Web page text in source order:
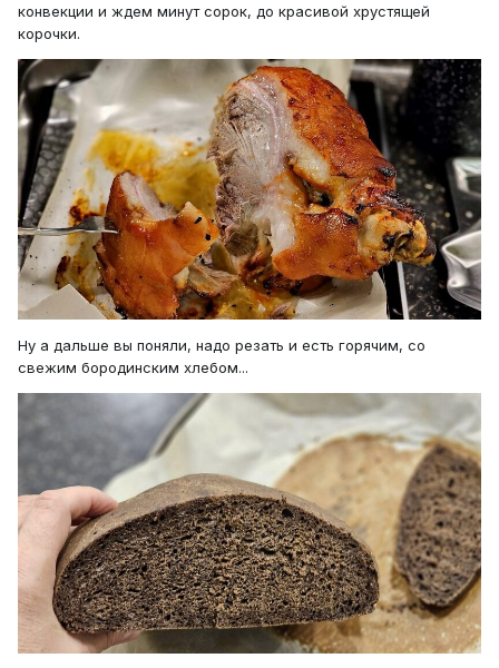
конвекции и ждем минут сорок, до красивой хрустящей
корочки.
Ну а дальше вы поняли, надо резать и есть горячим, со
свежим бородинским хлебом...